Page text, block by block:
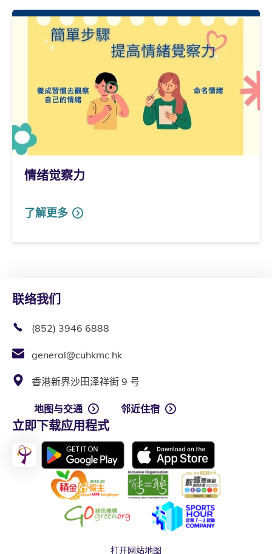
情绪觉察力
了解更多
联络我们
(852) 3946 6888
general@cuhkmc.hk
香港新界沙田泽祥街 9 号
地图与交通 邻近住宿
立即下载应用程式
打开网站地图